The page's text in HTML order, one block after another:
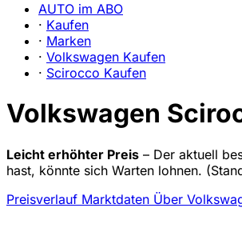
AUTO im ABO
· Kaufen
· Marken
· Volkswagen Kaufen
· Scirocco Kaufen
Volkswagen
Leicht erhöhter Preis – Der aktuell
hast, könnte sich Warten lohnen.
Preisverlauf Marktdaten Über